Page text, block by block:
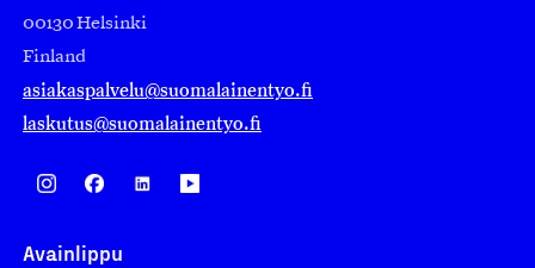
00130 Helsinki
Finland
asiakaspalvelu@suomalainentyo.fi
laskutus@suomalainentyo.fi
Avainlippu